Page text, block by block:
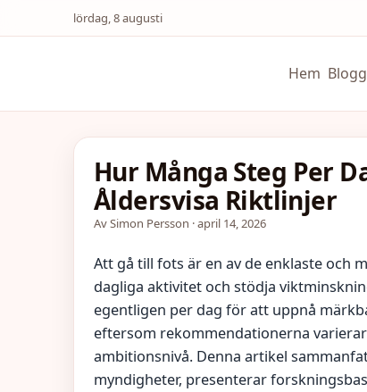
lördag, 8 augusti
Hem Blogg
Hur Många Steg Per
Åldersvisa Riktlinjer
Av Simon Persson · april 14, 2026
Att gå till fots är en av de enklaste och
dagliga aktivitet och stödja
egentligen per dag för att uppnå
eftersom rekommendationerna
ambitionsnivå. Denna artikel
myndigheter, presenterar